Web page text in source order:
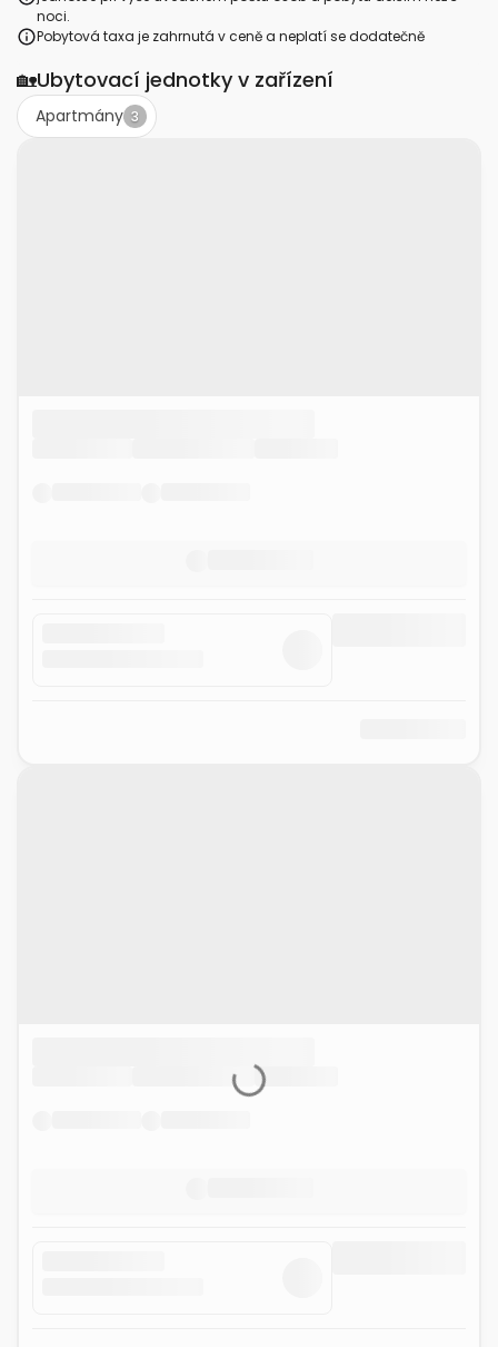
noci.
Pobytová taxa je zahrnutá v ceně a neplatí se dodatečně
🏡Ubytovací jednotky v zařízení
Apartmány 3